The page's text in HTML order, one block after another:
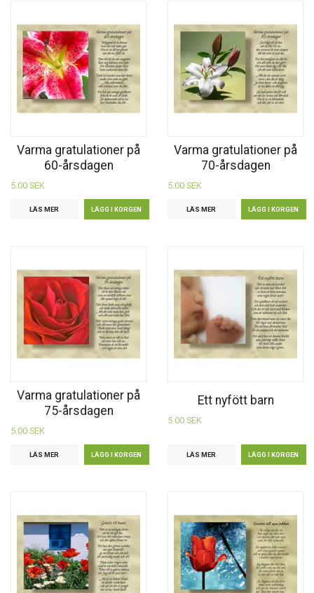
Varma gratulationer på
60-årsdagen
5.00 SEK
LÄS MER
Varma gratulationer på
70-årsdagen
5.00 SEK
LÄS MER
Varma gratulationer på
75-årsdagen
5.00 SEK
LÄS MER
Ett nyfött barn
5.00 SEK
LÄS MER